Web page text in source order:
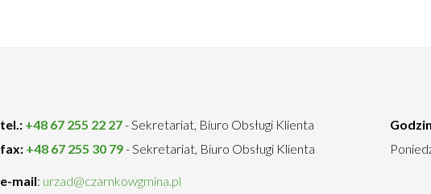
tel.: +48 67 255 22 27- Sekretariat, Biuro Obsługi Klienta
fax: +48 67 255 30 79- Sekretariat, Biuro Obsługi Klienta
e-mail: urzad@czarnkowgmina.pl